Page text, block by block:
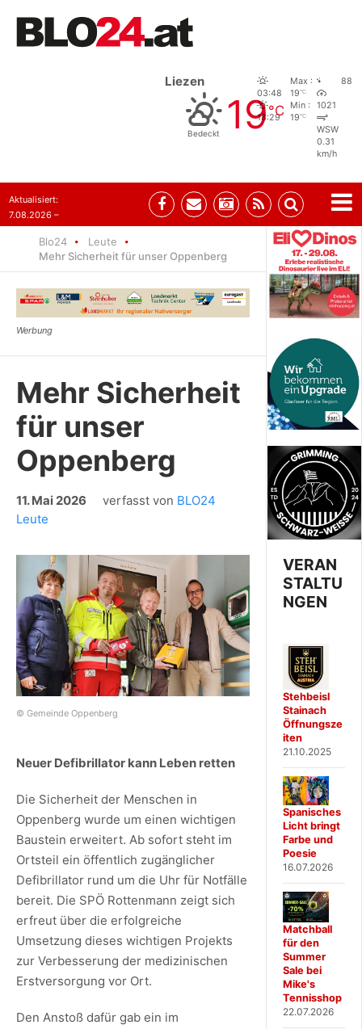
Liezen
Bedeckt 19°C
03:48
18:29
Max :
19°C
Min :
19°C
88
1021
WSW
0.31
km/h
Aktualisiert:
7.08.2026 –
Blo24
Leute
Mehr Sicherheit für unser Oppenberg
Mehr Sicherheit
für unser
Oppenberg
11. Mai 2026 verfasst von BLO24
Leute
© Gemeinde Oppenberg
Neuer Defibrillator kann Leben retten
Die Sicherheit der Menschen in
Oppenberg wurde um einen wichtigen
Baustein erweitert. Ab sofort steht im
Ortsteil ein öffentlich zugänglicher
Defibrillator rund um die Uhr für Notfälle
bereit. Die SPÖ Rottenmann zeigt sich
erfreut über die erfolgreiche
Umsetzung dieses wichtigen Projekts
zur Verbesserung der medizinischen
Erstversorgung vor Ort.
Den Anstoß dafür gab ein im
VERAN
STALTU
NGEN
Stehbeisl
Stainach
Öffnungsze
iten
21.10.2025
Spanisches
Licht bringt
Farbe und
Poesie
16.07.2026
Matchball
für den
Summer
Sale bei
Mike's
Tennisshop
22.07.2026